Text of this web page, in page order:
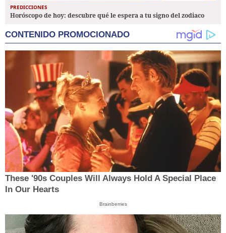
PREDICCIONES
Horóscopo de hoy: descubre qué le espera a tu signo del zodiaco
CONTENIDO PROMOCIONADO
These '90s Couples Will Always Hold A Special Place
In Our Hearts
Brainberries